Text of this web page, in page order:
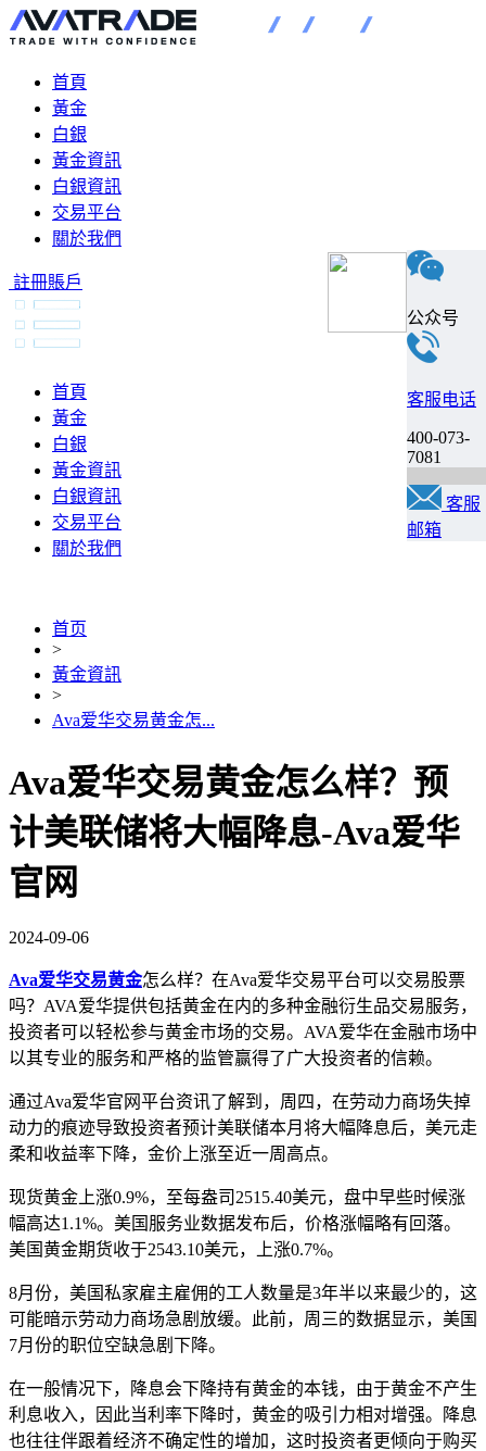
首頁
黃金
白銀
黃金資訊
白銀資訊
交易平台
關於我們
註冊賬戶
首頁
黃金
白銀
黃金資訊
白銀資訊
交易平台
關於我們
首页
>
黃金資訊
>
Ava爱华交易黄金怎...
Ava爱华交易黄金怎么样？预
计美联储将大幅降息-Ava爱华
官网
2024-09-06
Ava爱华交易黄金怎么样？在Ava爱华交易平台可以交易股票
吗？AVA爱华提供包括黄金在内的多种金融衍生品交易服务，
投资者可以轻松参与黄金市场的交易。AVA爱华在金融市场中
以其专业的服务和严格的监管赢得了广大投资者的信赖。
通过Ava爱华官网平台资讯了解到，周四，在劳动力商场失掉
动力的痕迹导致投资者预计美联储本月将大幅降息后，美元走
柔和收益率下降，金价上涨至近一周高点。
现货黄金上涨0.9%，至每盎司2515.40美元，盘中早些时候涨
幅高达1.1%。美国服务业数据发布后，价格涨幅略有回落。
美国黄金期货收于2543.10美元，上涨0.7%。
8月份，美国私家雇主雇佣的工人数量是3年半以来最少的，这
可能暗示劳动力商场急剧放缓。此前，周三的数据显示，美国
7月份的职位空缺急剧下降。
在一般情况下，降息会下降持有黄金的本钱，由于黄金不产生
利息收入，因此当利率下降时，黄金的吸引力相对增强。降息
也往往伴跟着经济不确定性的增加，这时投资者更倾向于购买
公众号
客服电话
400-073-
7081
客服
邮箱